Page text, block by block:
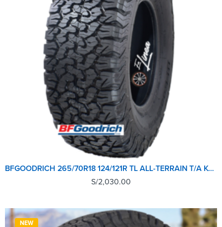
BFGOODRICH 265/70R18 124/121R TL ALL-TERRAIN T/A KO2
S/2,030.00
NEW